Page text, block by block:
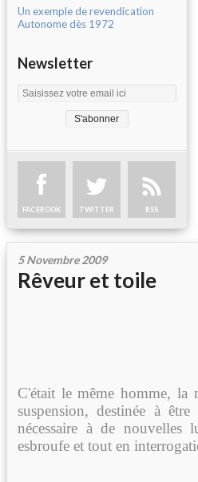
Un exemple de revendication
Autonome dès 1972
Newsletter
FACEBOOK TWITTER RSS
5 Novembre 2009
Rêveur et toile
C'était le même homme, la
suspension, destinée à
nécessaire à de nouvelles
esbroufe et tout en